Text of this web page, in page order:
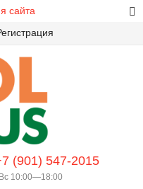
сайта
(901) 547-2015
10:00—18:00